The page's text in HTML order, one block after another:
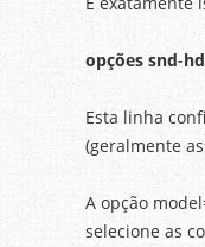
opções snd-
Esta linha
(geralmente
A opção
selecione as